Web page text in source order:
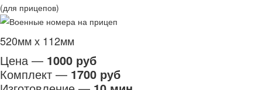
(для прицепов)
520мм х 112мм
Цена — 1000 руб
Комплект — 1700 руб